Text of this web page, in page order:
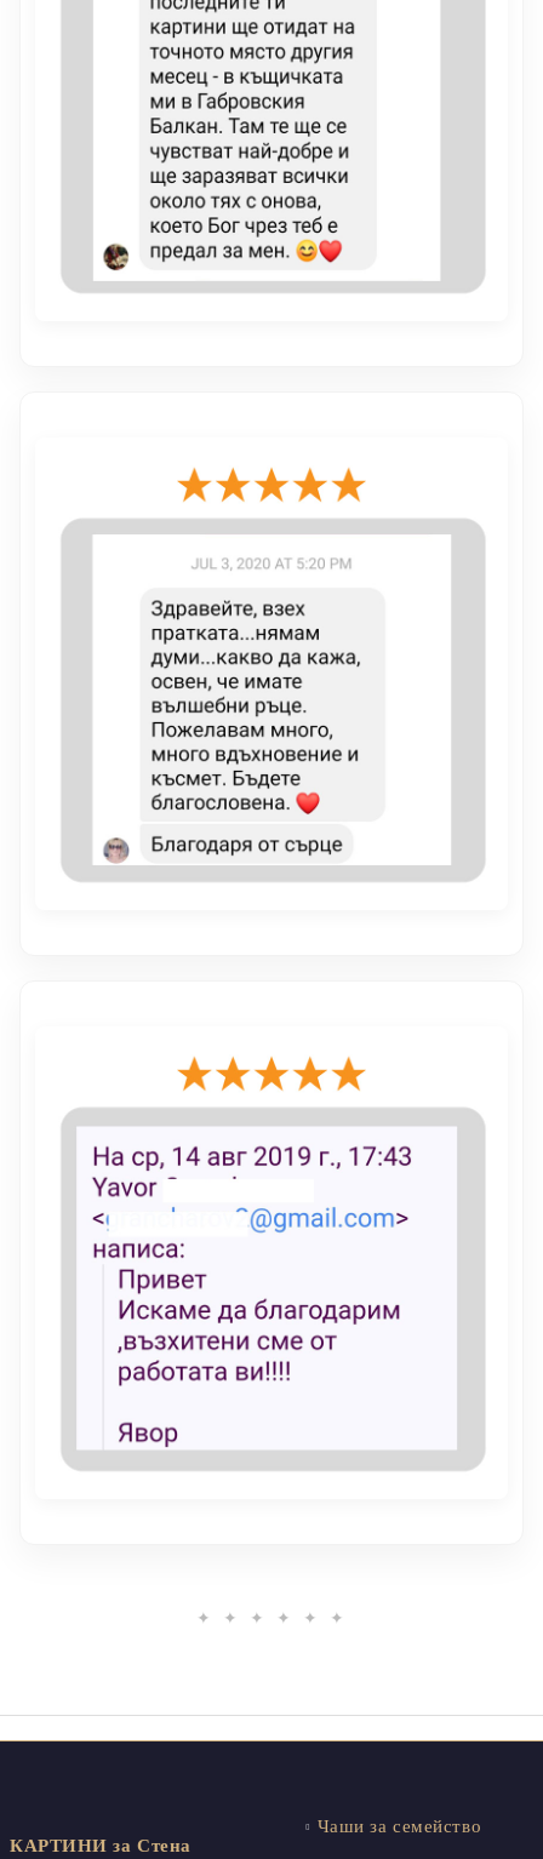
✦ ✦ ✦ ✦ ✦ ✦
КАРТИНИ за Стена
Чаши за семейство